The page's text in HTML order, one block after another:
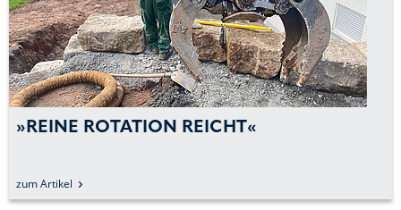
»REINE ROTATION REICHT«
zum Artikel